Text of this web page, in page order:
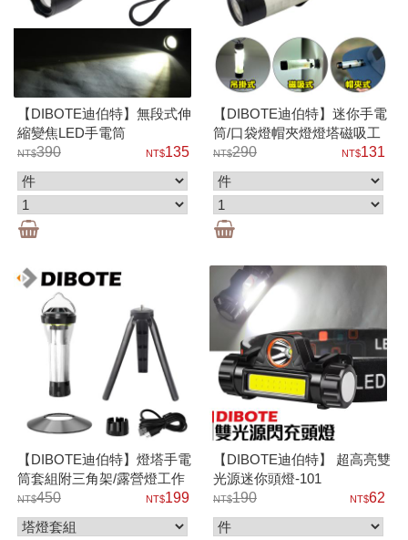
【DIBOTE迪伯特】無段式伸
縮變焦LED手電筒
390
135
【DIBOTE迪伯特】迷你手電
筒/口袋燈帽夾燈燈塔磁吸工
作燈營燈車燈 #5050
290 131
【DIBOTE迪伯特】燈塔手電
筒套組附三角架/露營燈工作
燈三段模式 閃紅光警示
450 199
【DIBOTE迪伯特】 超高亮雙
光源迷你頭燈-101
190
62